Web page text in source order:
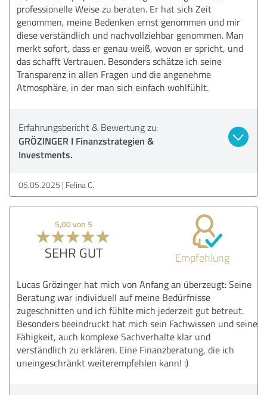
professionelle Weise zu beraten. Er hat sich Zeit
genommen, meine Bedenken ernst genommen und mir
diese verständlich und nachvollziehbar genommen. Man
merkt sofort, dass er genau weiß, wovon er spricht, und
das schafft Vertrauen. Besonders schätze ich seine
Transparenz in allen Fragen und die angenehme
Atmosphäre, in der man sich einfach wohlfühlt.
Erfahrungsbericht & Bewertung zu:
GRÖZINGER I Finanzstrategien &
Investments.
05.05.2025 Felina C.
5,00 von 5
SEHR GUT Empfehlung
Lucas Grözinger hat mich von Anfang an überzeugt: Seine
Beratung war individuell auf meine Bedürfnisse
zugeschnitten und ich fühlte mich jederzeit gut betreut.
Besonders beeindruckt hat mich sein Fachwissen und seine
Fähigkeit, auch komplexe Sachverhalte klar und
verständlich zu erklären. Eine Finanzberatung, die ich
uneingeschränkt weiterempfehlen kann! :)